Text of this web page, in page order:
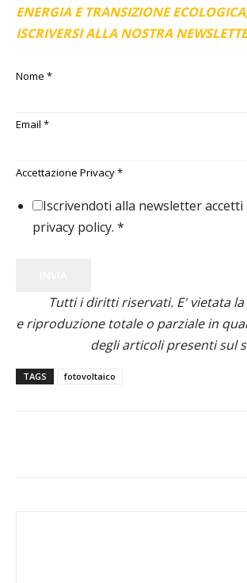
ENERGIA E TRANSIZIONE
ISCRIVERSI ALLA NOSTRA
Nome *
Email *
Accettazione Privacy*
Iscrivendoti alla newsletter
privacy policy. *
Tutti i diritti riservati. E' vietata
e riproduzione totale o parziale in
degli articoli presenti sul
TAGS fotovoltaico